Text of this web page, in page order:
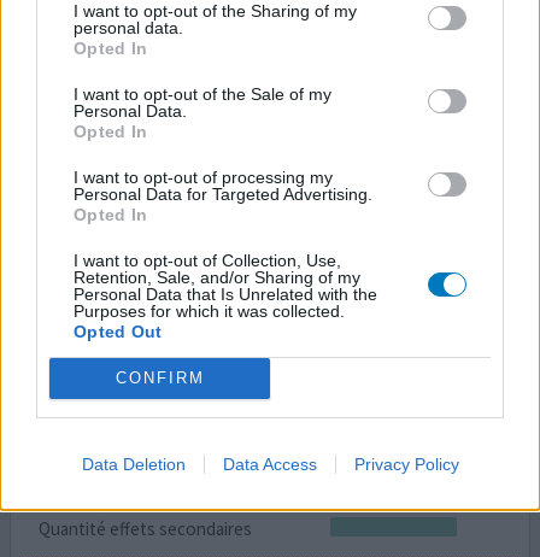
I want to opt-out of the Sharing of my
personal data.
Opted In
I want to opt-out of the Sale of my
Personal Data.
Opted In
I want to opt-out of processing my
Personal Data for Targeted Advertising.
Opted In
I want to opt-out of Collection, Use,
Retention, Sale, and/or Sharing of my
Personal Data that Is Unrelated with the
Purposes for which it was collected.
Opted Out
CONFIRM
Data Deletion Data Access Privacy Policy
ebastine (10mg)
Allergie
Quantité effets secondaires
je prends ce médicament une fois par jour pour éviter des
démangeaisons. Cela avait fonctionné l'année dernière
mais plus cette année
votre avis 0 réactions
Kestin
07/08/2020 | Homme | 34
ebastine (10mg)
Quantité effets secondaires